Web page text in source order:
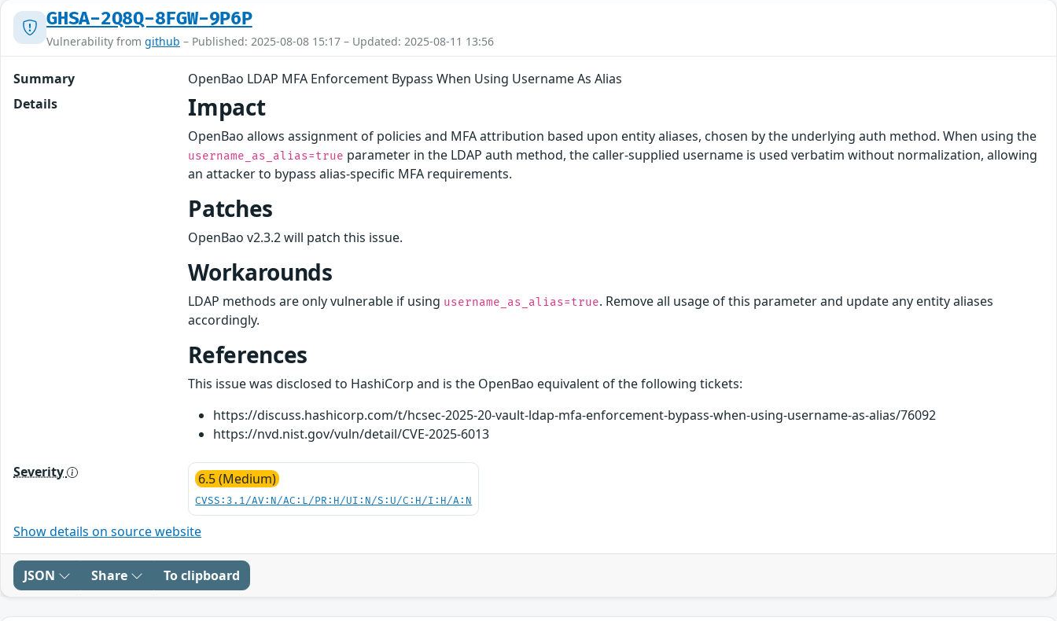
GHSA-2Q8Q-8FGW-9P6P
Vulnerability from github – Published: 2025-08-08 15:17 – Updated: 2025-08-11 13:56
Summary
OpenBao LDAP MFA Enforcement Bypass When Using Username As Alias
Details
Impact
OpenBao allows assignment of policies and MFA attribution based upon entity aliases, chosen by the underlying auth method. When using the
username_as_alias=true parameter in the LDAP auth method, the caller-supplied username is used verbatim without normalization, allowing
an attacker to bypass alias-specific MFA requirements.
Patches
OpenBao v2.3.2 will patch this issue.
Workarounds
LDAP methods are only vulnerable if using username_as_alias=true. Remove all usage of this parameter and update any entity aliases
accordingly.
References
This issue was disclosed to HashiCorp and is the OpenBao equivalent of the following tickets:
https://discuss.hashicorp.com/t/hcsec-2025-20-vault-ldap-mfa-enforcement-bypass-when-using-username-as-alias/76092
https://nvd.nist.gov/vuln/detail/CVE-2025-6013
Severity 6.5 (Medium)
CVSS:3.1/AV:N/AC:L/PR:H/UI:N/S:U/C:H/I:H/A:N
Show details on source website
JSON Share To clipboard